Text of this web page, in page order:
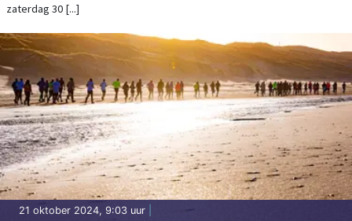
zaterdag 30 [...]
21 oktober 2024, 9:03 uur